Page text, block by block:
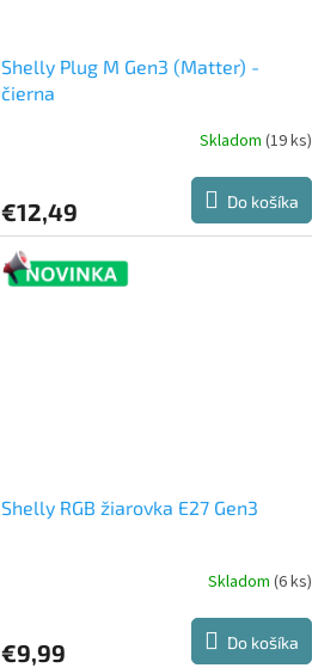
Shelly Plug M Gen3 (Matter) -
čierna
Skladom (19 ks)
€12,49 Do košíka
Shelly RGB žiarovka E27 Gen3
Skladom (6 ks)
€9,99 Do košíka